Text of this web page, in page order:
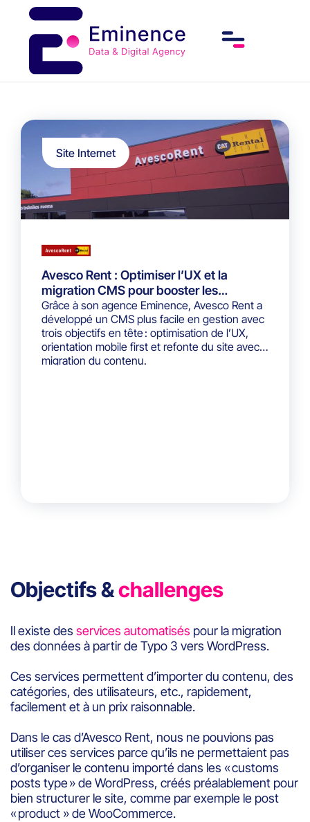
Avesco Rent : Optimiser l’UX et la
migration CMS pour booster les
demandes de devis
Grâce à son agence Eminence, Avesco Rent a
développé un CMS plus facile en gestion avec
trois objectifs en tête : optimisation de l’UX,
orientation mobile first et refonte du site avec
migration du contenu.
Site Internet
Objectifs &challenges
Il existe des services automatisés pour la migration
des données à partir de Typo 3 vers WordPress.
Ces services permettent d’importer du contenu, des
catégories, des utilisateurs, etc., rapidement,
facilement et à un prix raisonnable.
Dans le cas d’Avesco Rent, nous ne pouvions pas
utiliser ces services parce qu’ils ne permettaient pas
d’organiser le contenu importé dans les « customs
posts type » de WordPress, créés préalablement pour
bien structurer le site, comme par exemple le post
« product » de WooCommerce.